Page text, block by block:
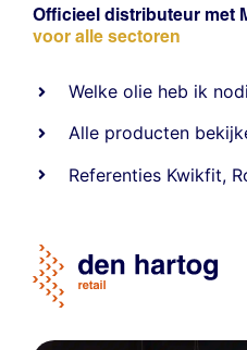
Officieel distributeur met
voor alle sectoren
Welke olie heb ik
Alle producten
Referenties Kwikfit,